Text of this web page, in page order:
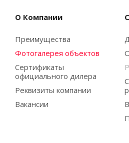
О Компании
Преимущества
Фотогалерея объектов
Сертификаты
официального дилера
Реквизиты компании
Вакансии